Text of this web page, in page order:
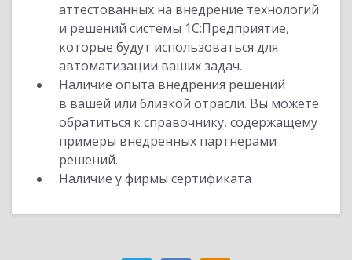
аттестованных на внедрение технологий
и решений системы 1С:Предприятие,
которые будут использоваться для
автоматизации ваших задач.
Наличие опыта внедрения решений
в вашей или близкой отрасли. Вы можете
обратиться к справочнику, содержащему
примеры внедренных партнерами
решений.
Наличие у фирмы сертификата